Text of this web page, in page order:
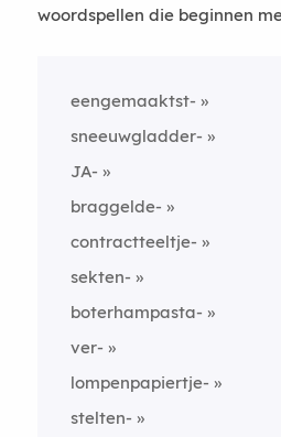
woordspellen die beginnen
eengemaaktst-
sneeuwgladder-
JA-
braggelde-
contractteeltje-
sekten-
boterhampasta-
ver-
lompenpapiertje-
stelten-